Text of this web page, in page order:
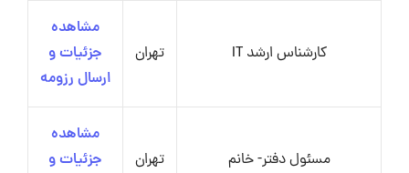
کارشناس ارشد IT تهران
مشاهده
جزئیات و
ارسال رزومه
مسئول دفتر- خانم تهران
مشاهده
جزئیات و